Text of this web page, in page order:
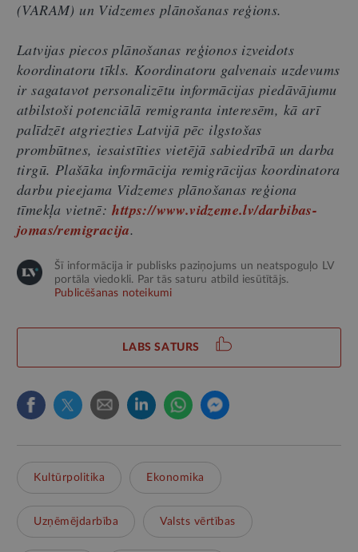
(VARAM) un Vidzemes plānošanas reģions.
Latvijas piecos plānošanas reģionos izveidots
koordinatoru tīkls. Koordinatoru galvenais uzdevums
ir sagatavot personalizētu informācijas piedāvājumu
atbilstoši potenciālā remigranta interesēm, kā arī
palīdzēt atgriezties Latvijā pēc ilgstošas
prombūtnes, iesaistīties vietējā sabiedrībā un darba
tirgū. Plašāka informācija remigrācijas koordinatora
darbu pieejama Vidzemes plānošanas reģiona
tīmekļa vietnē:https://www.vidzeme.lv/darbibas-
jomas/remigracija.
Šī informācija ir publisks paziņojums un neatspoguļo LV
portāla viedokli. Par tās saturu atbild iesūtītājs.
Publicēšanas noteikumi
LABS SATURS
Kultūrpolitika Ekonomika
Uzņēmējdarbība Valsts vērtības